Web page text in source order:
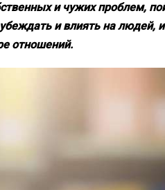
и чужих проблем,
и влиять на людей,
отношений.